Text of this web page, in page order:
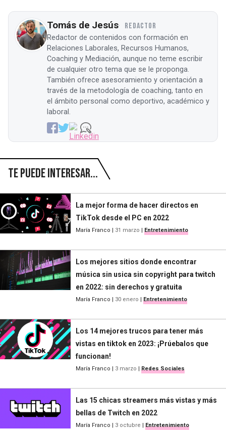
Tomás de Jesús REDACTOR
Redactor de contenidos con formación en
Relaciones Laborales, Recursos Humanos,
Coaching y Mediación, aunque no teme escribir
de cualquier otro tema que se le proponga.
También ofrece asesoramiento y orientación a
través de la metodología de coaching, tanto en
el ámbito personal como deportivo, académico y
laboral.
Te puede interesar...
La mejor forma de hacer directos en
TikTok desde el PC en 2022
María Franco | 31 marzo | Entretenimiento
Los mejores sitios donde encontrar
música sin usica sin copyright para twitch
en 2022: sin derechos y gratuita
María Franco | 30 enero | Entretenimiento
Los 14 mejores trucos para tener más
vistas en tiktok en 2023: ¡Prúebalos que
funcionan!
María Franco | 3 marzo | Redes Sociales
Las 15 chicas streamers más vistas y más
bellas de Twitch en 2022
María Franco | 3 octubre | Entretenimiento